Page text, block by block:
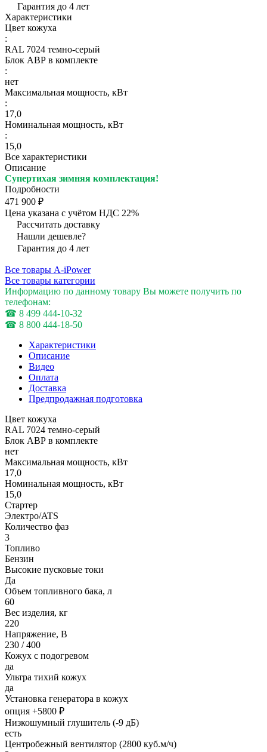
Гарантия до 4 лет
Характеристики
Цвет кожуха
:
RAL 7024 темно-серый
Блок АВР в комплекте
:
нет
Максимальная мощность, кВт
:
17,0
Номинальная мощность, кВт
:
15,0
Все характеристики
Описание
Супертихая зимняя комплектация!
Подробности
471 900 ₽
Цена указана с учётом НДС 22%
Рассчитать доставку
Нашли дешевле?
Гарантия до 4 лет
Все товары A-iPower
Все товары категории
Информацию по данному товару Вы можете получить по
телефонам:
☎ 8 499 444-10-32
☎ 8 800 444-18-50
Характеристики
Описание
Видео
Оплата
Доставка
Предпродажная подготовка
Цвет кожуха
RAL 7024 темно-серый
Блок АВР в комплекте
нет
Максимальная мощность, кВт
17,0
Номинальная мощность, кВт
15,0
Стартер
Электро/ATS
Количество фаз
3
Топливо
Бензин
Высокие пусковые токи
Да
Объем топливного бака, л
60
Вес изделия, кг
220
Напряжение, В
230 / 400
Кожух с подогревом
да
Ультра тихий кожух
да
Установка генератора в кожух
опция +5800 ₽
Низкошумный глушитель (-9 дБ)
есть
Центробежный вентилятор (2800 куб.м/ч)